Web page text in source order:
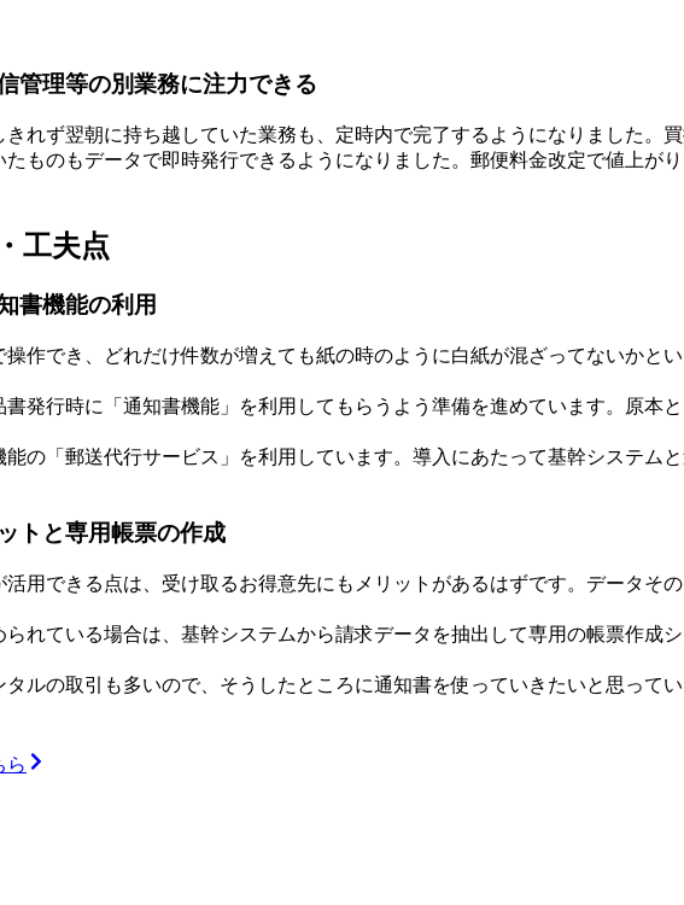
管理等の別業務に注力できる
れず翌朝に持ち越していた業務も、定時内で完了するようになりました。
ものもデータで即時発行できるようになりました。郵便料金改定で値上が
工夫点
書機能の利用
作でき、どれだけ件数が増えても紙の時のように白紙が混ざってないかと
発行時に「通知書機能」を利用してもらうよう準備を進めています。原本
の「郵送代行サービス」を利用しています。導入にあたって基幹システム
トと専用帳票の作成
用できる点は、受け取るお得意先にもメリットがあるはずです。データそ
れている場合は、基幹システムから請求データを抽出して専用の帳票作成
ルの取引も多いので、そうしたところに通知書を使っていきたいと思ってい
ら